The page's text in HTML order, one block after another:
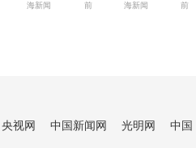
海新闻
前
书》，外交
海新闻
前
央视网 中国新闻网 光明网 中国